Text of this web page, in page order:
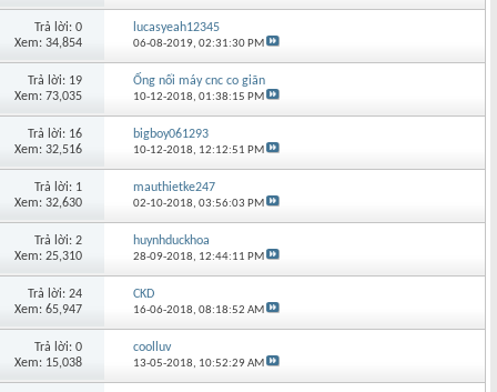
Trả lời: 0
Xem: 34,854
lucasyeah12345
06-08-2019,02:31:30 PM
Trả lời: 19
Xem: 73,035
Ống nối máy cnc co giãn
10-12-2018,01:38:15 PM
Trả lời: 16
Xem: 32,516
bigboy061293
10-12-2018, 12:12:51 PM
Trả lời: 1
Xem: 32,630
mauthietke247
02-10-2018,03:56:03 PM
Trả lời: 2
Xem: 25,310
huynhduckhoa
28-09-2018, 12:44:11 PM
Trả lời: 24
Xem: 65,947
CKD
16-06-2018,08:18:52 AM
Trả lời: 0
Xem: 15,038
coolluv
13-05-2018, 10:52:29 AM